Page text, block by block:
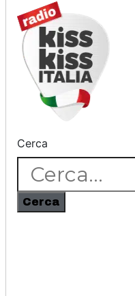
Cerca
Cerca